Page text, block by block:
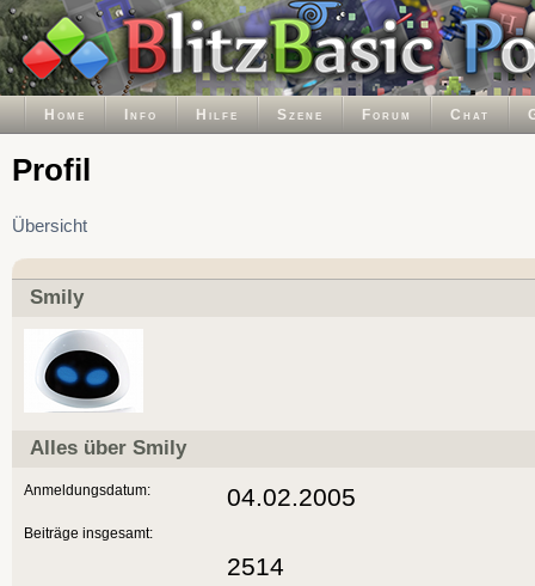
Home Info Hilfe Szene Forum Chat
Profil
Übersicht
Smily
Alles über Smily
Anmeldungsdatum:
Beiträge insgesamt:
04.02.2005
2514